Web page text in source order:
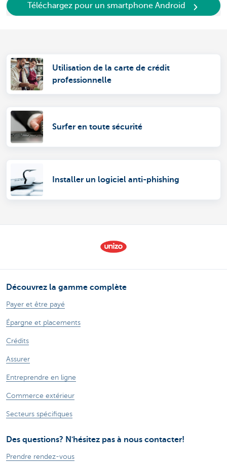
Téléchargez pour un smartphone Android
Utilisation de la carte de crédit
professionnelle
Surfer en toute sécurité
Installer un logiciel anti-phishing
Découvrez la gamme complète
Payer et être payé
Épargne et placements
Crédits
Assurer
Entreprendre en ligne
Commerce extérieur
Secteurs spécifiques
Des questions? N'hésitez pas à nous contacter!
Prendre rendez-vous